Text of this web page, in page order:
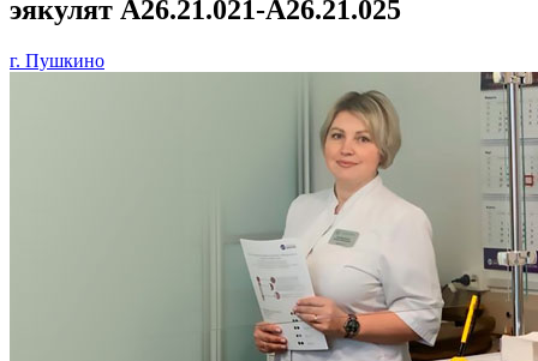
эякулят A26.21.021-A26.21.025
г. Пушкино